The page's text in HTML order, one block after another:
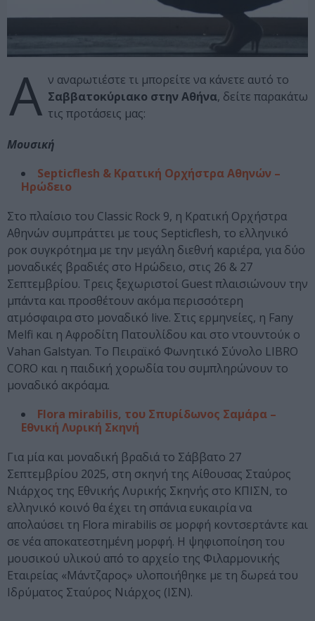
Α ν αναρωτιέστε τι μπορείτε να κάνετε αυτό το
Σαββατοκύριακο στην Αθήνα, δείτε παρακάτω
τις προτάσεις μας:
Μουσική
Septicflesh & Κρατική Ορχήστρα Αθηνών –
Ηρώδειο
Στο πλαίσιο του Classic Rock 9, η Κρατική Ορχήστρα
Αθηνών συμπράττει με τους Septicflesh, το ελληνικό
ροκ συγκρότημα με την μεγάλη διεθνή καριέρα, για δύο
μοναδικές βραδιές στο Ηρώδειο, στις 26 & 27
Σεπτεμβρίου. Τρεις ξεχωριστοί Guest πλαισιώνουν την
μπάντα και προσθέτουν ακόμα περισσότερη
ατμόσφαιρα στο μοναδικό live. Στις ερμηνείες, η Fany
Melfi και η Αφροδίτη Πατουλίδου και στο ντουντούκ ο
Vahan Galstyan. Το Πειραϊκό Φωνητικό Σύνολο LIBRO
CORO και η παιδική χορωδία του συμπληρώνουν το
μοναδικό ακρόαμα.
Flora mirabilis, του Σπυρίδωνος Σαμάρα –
Εθνική Λυρική Σκηνή
Για μία και μοναδική βραδιά το Σάββατο 27
Σεπτεμβρίου 2025, στη σκηνή της Αίθουσας Σταύρος
Νιάρχος της Εθνικής Λυρικής Σκηνής στο ΚΠΙΣΝ, το
ελληνικό κοινό θα έχει τη σπάνια ευκαιρία να
απολαύσει τη Flora mirabilis σε μορφή κοντσερτάντε και
σε νέα αποκατεστημένη μορφή. H ψηφιοποίηση του
μουσικού υλικού από το αρχείο της Φιλαρμονικής
Εταιρείας «Μάντζαρος» υλοποιήθηκε με τη δωρεά του
Ιδρύματος Σταύρος Νιάρχος (ΙΣΝ).